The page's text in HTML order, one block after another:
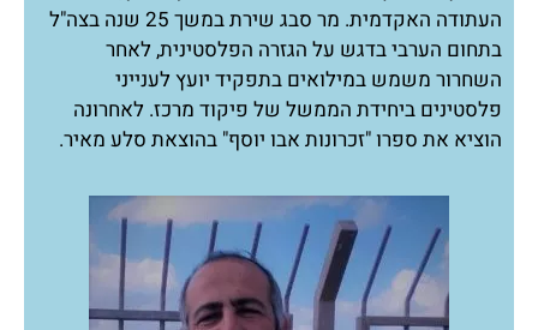
העתודה האקדמית. מר סבג שירת במשך 25 שנה בצה"ל
בתחום הערבי בדגש על הגזרה הפלסטינית, לאחר
השחרור משמש במילואים בתפקיד יועץ לענייני
פלסטינים ביחידת הממשל של פיקוד מרכז. לאחרונה
הוציא את ספרו "זכרונות אבו יוסף" בהוצאת סלע מאיר.